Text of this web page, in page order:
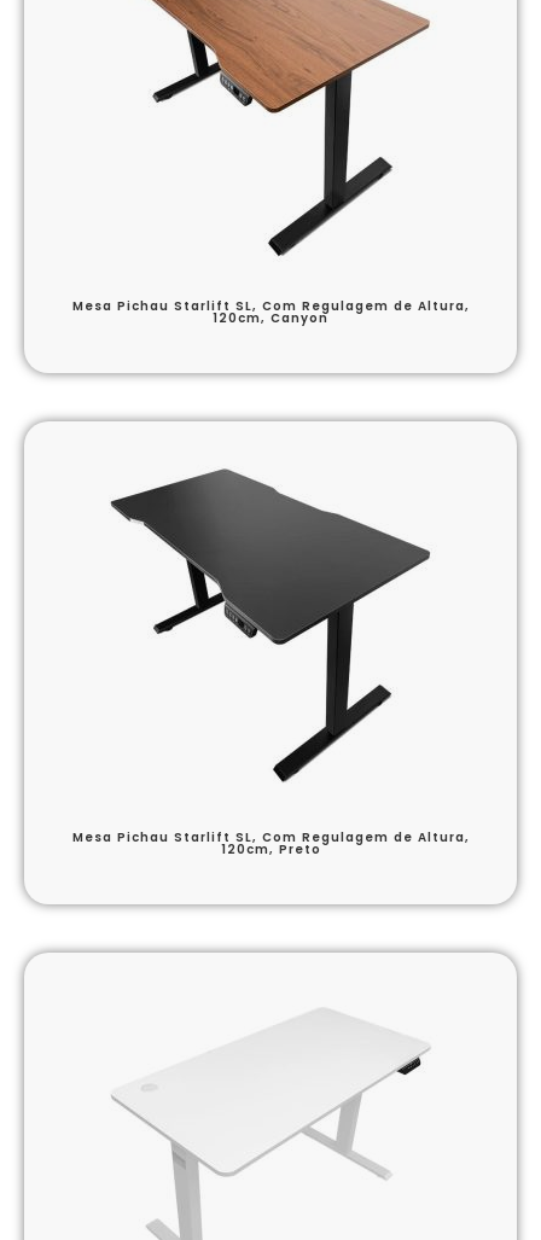
Mesa Pichau Starlift SL, Com Regulagem de Altura,
120cm, Canyon
Mesa Pichau Starlift SL, Com Regulagem de Altura,
120cm, Preto